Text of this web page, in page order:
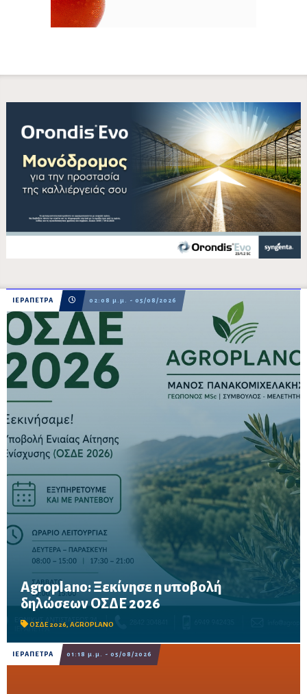
ΙΕΡΑΠΕΤΡΑ 02:08 μ.μ. - 05/08/2026
Agroplano: Ξεκίνησε η υποβολή
δηλώσεων ΟΣΔΕ 2026
ΟΣΔΕ 2026, AGROPLANO
Έως τις 16 Οκτωβρίου η προθεσμία υποβολής – Δυνατότητα
προκαταβολής των ενισχύσεων για τους παραγωγούς που θα
καταθέσουν την αίτησή τους μέχρι τις 15 Σεπτεμβρίου.
ΙΕΡΑΠΕΤΡΑ 01:18 μ.μ. - 05/08/2026